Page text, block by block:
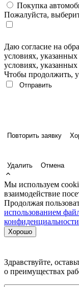
Покупка
Пожалуйста,
Даю согласие на
условиях, указанных
условиях, указанных
Чтобы продолжить,
Повторить заявку
Удалить Отмена
Мы используем
взаимодействие
Продолжая
использованием
конфиденциальности
Хорошо
Здравствуйте,
о преимуществах